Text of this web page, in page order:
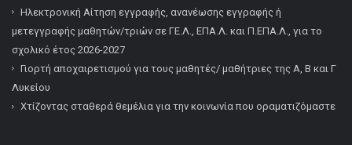
Ηλεκτρονική Αίτηση εγγραφής, ανανέωσης εγγραφής ή
μετεγγραφής μαθητών/τριών σε ΓΕ.Λ., ΕΠΑ.Λ. και Π.ΕΠΑ.Λ., για το
σχολικό έτος 2026-2027
Γιορτή αποχαιρετισμού για τους μαθητές/ μαθήτριες της Α, Β και Γ
Λυκείου
Χτίζοντας σταθερά θεμέλια για την κοινωνία που οραματιζόμαστε